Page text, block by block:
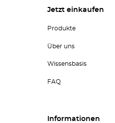
Jetzt einkaufen
Produkte
Über uns
Wissensbasis
FAQ
Informationen